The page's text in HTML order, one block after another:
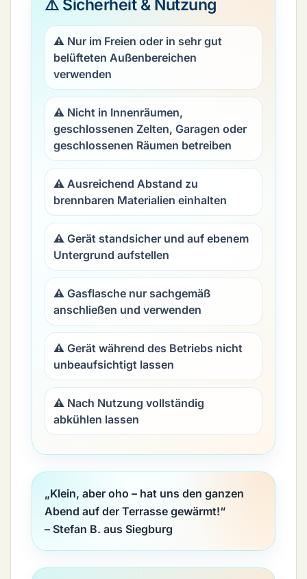
⚠️ Sicherheit & Nutzung
⚠️ Nur im Freien oder in sehr gut
belüfteten Außenbereichen
verwenden
⚠️ Nicht in Innenräumen,
geschlossenen Zelten, Garagen oder
geschlossenen Räumen betreiben
⚠️ Ausreichend Abstand zu
brennbaren Materialien einhalten
⚠️ Gerät standsicher und auf ebenem
Untergrund aufstellen
⚠️ Gasflasche nur sachgemäß
anschließen und verwenden
⚠️ Gerät während des Betriebs nicht
unbeaufsichtigt lassen
⚠️ Nach Nutzung vollständig
abkühlen lassen
„Klein, aber oho – hat uns den ganzen
Abend auf der Terrasse gewärmt!“
– Stefan B. aus Siegburg